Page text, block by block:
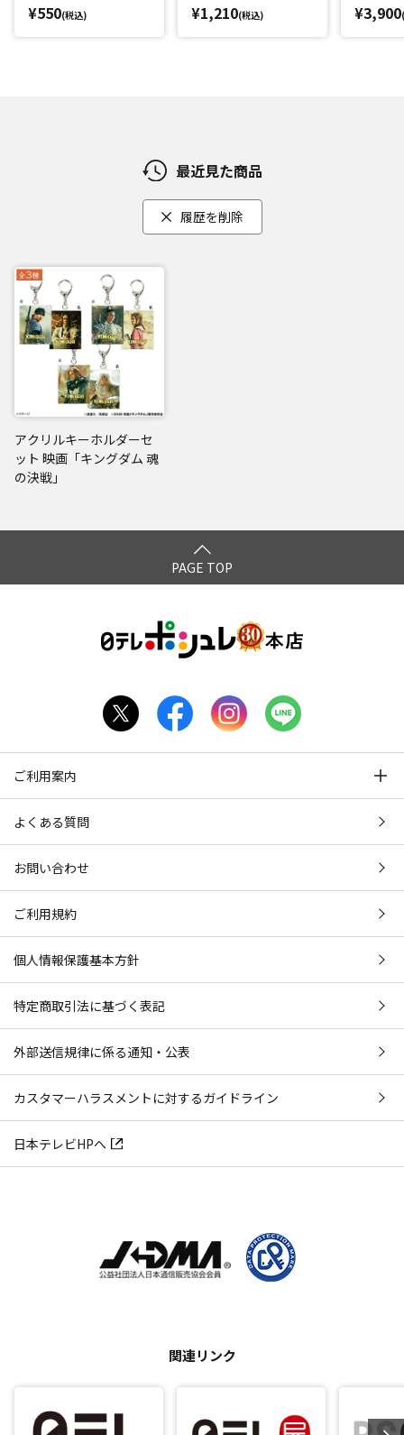
¥550(税込) ¥1,210(税込) ¥3,900
最近見た商品
履歴を削除
アクリルキーホルダーセ
ット 映画「キングダム 魂
の決戦」
PAGE TOP
ご利用案内
よくある質問
お問い合わせ
ご利用規約
個人情報保護基本方針
特定商取引法に基づく表記
外部送信規律に係る通知・公表
カスタマーハラスメントに対するガイドライン
日本テレビHPへ
関連リンク